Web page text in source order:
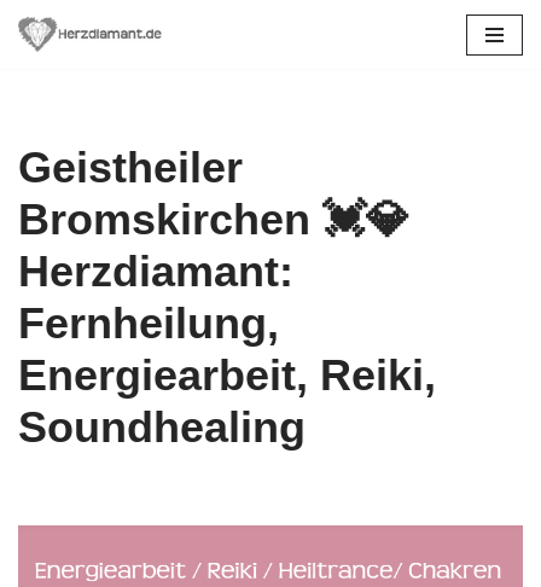
Geistheiler
Bromskirchen 💓️💎
Herzdiamant:
Fernheilung,
Energiearbeit, Reiki,
Soundhealing